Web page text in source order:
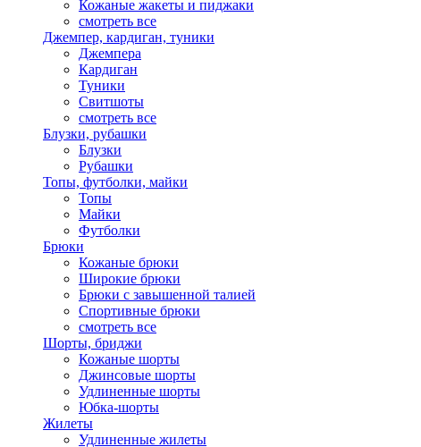
Кожаные жакеты и пиджаки
смотреть все
Джемпер, кардиган, туники
Джемпера
Кардиган
Туники
Свитшоты
смотреть все
Блузки, рубашки
Блузки
Рубашки
Топы, футболки, майки
Топы
Майки
Футболки
Брюки
Кожаные брюки
Широкие брюки
Брюки с завышенной талией
Спортивные брюки
смотреть все
Шорты, бриджи
Кожаные шорты
Джинсовые шорты
Удлиненные шорты
Юбка-шорты
Жилеты
Удлиненные жилеты